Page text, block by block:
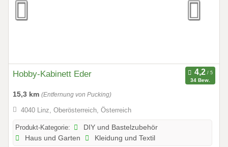
Hobby-Kabinett Eder
34 Bew.
15,3 km (Entfernung von Pucking)
4040 Linz, Oberösterreich, Österreich
Produkt-Kategorie:
DIY und Bastelzubehör
Haus und Garten
Kleidung und Textil